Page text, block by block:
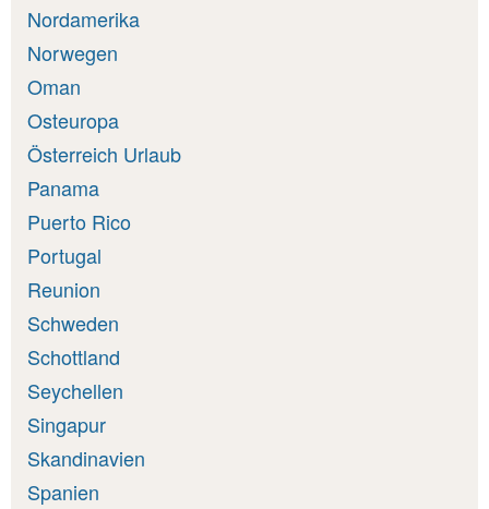
Nordamerika
Norwegen
Oman
Osteuropa
Österreich Urlaub
Panama
Puerto Rico
Portugal
Reunion
Schweden
Schottland
Seychellen
Singapur
Skandinavien
Spanien